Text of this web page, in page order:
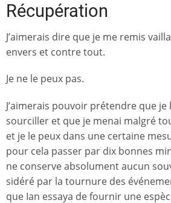
Récupération
J’aimerais dire que je me remis
envers et contre tout.
Je ne le peux pas.
J’aimerais pouvoir prétendre que je
sourciller et que je menai malgré
et je le peux dans une certaine
pour cela passer par dix bonnes
ne conserve absolument aucun
sidéré par la tournure des
que Ian essaya de fournir une